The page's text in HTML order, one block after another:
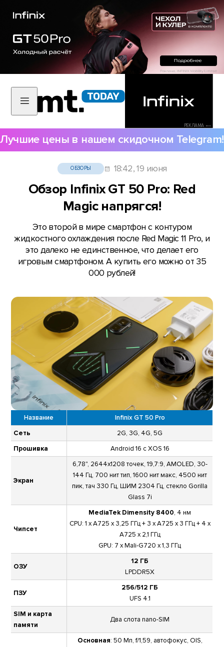
РЕКЛАМА •••
Лучшие цены в нашем скидочном Telegram!
ОБЗОРЫ 18:42, 19 июня
Обзор Infinix GT 50 Pro: Red
Magic напрягся!
Это второй в мире смартфон с контуром
жидкостного охлаждения после Red Magic 11 Pro, и
это далеко не единственное, что делает его
игровым смартфоном. А купить его можно от 35
000 рублей!
Название
Infinix GT 50 Pro
Сеть
2G, 3G, 4G, 5G
Прошивка
Android 16 с XOS 16
Экран
6,78", 2644х1208 точек, 19,7:9, AMOLED, 30-
144 Гц, 700 нит тип, 1600 нит макс, 4500 нит
пик, тач 330 Гц, ШИМ 2304 Гц, стекло Gorilla
Glass 7i
Чипсет
MediaTek Dimensity 8400, 4 нм
CPU: 1 x A725 x 3,25 ГГц + 3 x A725 x 3 ГГц + 4 x
A725 x 2,1 ГГц
GPU: 7 x Mali-G720 x 1,3 ГГц
ОЗУ
12 ГБ
LPDDR5X
ПЗУ
256/512 ГБ
UFS 4.1
SIM и карта
памяти
Два слота nano-SIM
Основная: 50 Мп, f/1,59, автофокус, OIS,